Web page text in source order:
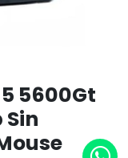
5600Gt
Sin